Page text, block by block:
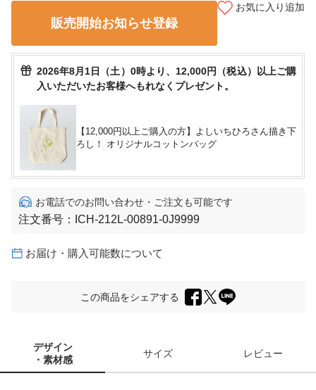
販売開始お知らせ登録
お気に入り追加
2026年8月1日（土）0時より、12,000円（税込）以上ご購
入いただいたお客様へもれなくプレゼント。
【12,000円以上ご購入の方】よしいちひろさん描き下
ろし！ オリジナルコットンバッグ
お電話でのお問い合わせ・ご注文も可能です
注文番号： ICH-212L-00891-0J9999
お届け・購入可能数について
この商品をシェアする
デザイン
・素材感
サイズ レビュー